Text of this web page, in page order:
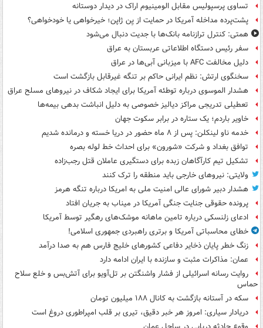
تساوی پرسپولیس مقابل الومینیوم اراک در دیدار دوستانه
پشت‌پرده مداخله آمریکا در حمایت از یِن ژاپن؛ خیرخواهی یا خودخواهی؟
همتی: کنترل ترازنامه بانک‌ها با جدیت دنبال می‌شود
سفر رئیس دستگاه اطلاعاتی عربستان به عراق
دلیل مخالفت AFC با میزبانی آبی‌ها در عراق
سخنگوی ارتش: نظم ایرانی حاکم بر تنگه غیرقابل بازگشت است
هشدار الموسوی درباره توطئه آمریکا برای ایجاد شکاف در نیروهای مسلح عراق
تعطیلی تدریجی مراکز دیالیز خصوصی به دلیل انباشت بدهی بیمه‌ها
خاویر باردم؛ یک ستاره در برابر سکوت جهان
خدمه ناو لینکلن: پس از ۸ ماه حضور در دریا خسته و درمانده‌ شدیم
توافق بغداد و شرکت «شورون» برای احداث خط لوله بصره
تشکیل تیم کارآگاهان زبده برای دستگیری عاملان قتل رجب‌زاده
ولایتی: نیروهای خارجی باید منطقه را ترک کنند
هشدار دبیر شورای عالی امنیت ملی به امریکا درباره تنگه هرمز
پرونده حقوقی جنایت جنگی آمریکا در میناب به جریان افتاد
ادعای زلنسکی درباره تامین ماهانه موشک‌های رهگیر توسط آمریکا
خطای محاسباتی آمریکا و برتری راهبردی جمهوری اسلامی!
زنگ خطر پایان ذخایر دفاعی کشورهای خلیج فارس هم به صدا درآمد
عمان: مذاکرات مثبت و سازنده با ایران ادامه دارد
روایت رسانه اسرائیلی از فشار واشنگتن بر تل‌آویو برای آتش‌بس و خلع سلاح
حماس
سکه در آستانه بازگشت به کانال ۱۸۸ میلیون تومان
دریادار سیاری: امروز هر خبر دقیق، تیری بر قلب امپراطوری دروغ است